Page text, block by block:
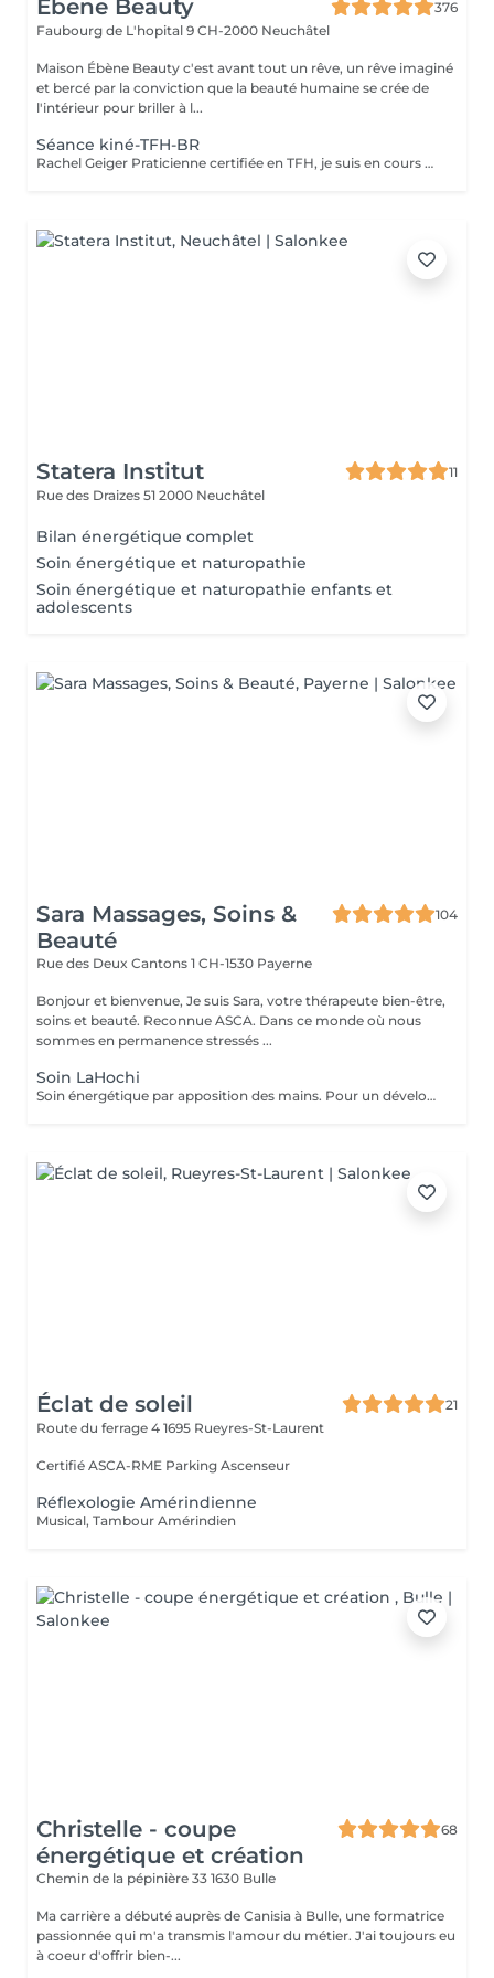
Ebene Beauty
376
Faubourg de L'hopital 9 CH-2000 Neuchâtel
Maison Ébène Beauty c'est avant tout un rêve, un rêve imaginé
et bercé par la conviction que la beauté humaine se crée de
l'intérieur pour briller à l...
Séance kiné-TFH-BR
Rachel Geiger Praticienne certifiée en TFH, je suis en cours de formation en KineBR. Je propose une équilibration énergétique selon les besoins que me communique votre subconscient. durée de séance d'environ 2H. J'utilise un muscle indicateur afin de recevoir tous les messages du corps et d'atteindre l'objectif de la séance. Vous pourrez ainsi parvenir à vos buts en libérant les blocages énergétiques qui vous en empêchaient jusqu'alors. Le « Touch for Health - TFH », en français « Santé par le Toucher », est l'approche de base pour se familiariser avec le test musculaire utilisé pour interroger le corps. Durant la séance, le thérapeute utilise le muscle indicateur du bras en y effectuant de légères pressions. Ce test ne tient pas compte de la force mais du tonus musculaire. Ainsi, pendant la séance, le praticien reçoit tous les messages du corps lui permettant d'atteindre l'objectif fixé à ce moment-là. La Kine BR® favorise l'autoguérison par l'équilibration de l'énergie du corps. Cette approche, par l'intermédiaire du test musculaire, a pour but d'observer un problème et de mettre en lumière le stress qui l'a provoqué. Quand il y a des stress, des « barrages » s'établissent, empêchant ainsi l'énergie de circuler. Ces obstacles perturbent le fonctionnement des organes, ce qui mène à un état maladif. Par l'intermédiaire de techniques appropriées, le flux énergétique peut se rétablir. Progressivement, un bien-être général s'installe chez la personne. « Brain Reinstatement®
Statera Institut
11
Rue des Draizes 51 2000 Neuchâtel
Bilan énergétique complet
Soin énergétique et naturopathie
Soin énergétique et naturopathie enfants et
adolescents
Sara Massages, Soins &
Beauté
104
Rue des Deux Cantons 1 CH-1530 Payerne
Bonjour et bienvenue, Je suis Sara, votre thérapeute bien-être,
soins et beauté. Reconnue ASCA. Dans ce monde où nous
sommes en permanence stressés ...
Soin LaHochi
Soin énergétique par apposition des mains. Pour un développement personnel et une fréquence vibratoire plus élevée de bien-être. Signification LaHoChi Le «La», Lumière, Amour, Sagesse Le «Ho», Mouvement de cette énergie Le « Chi», La force de vie, l'énergie universelle de vie Les bienfaits: Soulage la douleur Diminue le stress Favorise l'élimination des toxines Stimule le système immunitaire Déblocage émotionnel Revitalise le corps, l'âme et l'esprit Parfait alignement personnel La durée d'un soin LaHoChi est d'environ une heure. Ses bienfaits vont agir durant 21 jours après le soin effectué. Se soin peut-être réalisé en présence ou à distance. Réservez dès maintenant pour un moment privilégié hors du temps de bien-être, de lâcher-prise et de détente.
Éclat de soleil
21
Route du ferrage 4 1695 Rueyres-St-Laurent
Certifié ASCA-RME Parking Ascenseur
Réflexologie Amérindienne
Musical, Tambour Amérindien
Christelle - coupe
énergétique et création
68
Chemin de la pépinière 33 1630 Bulle
Ma carrière a débuté auprès de Canisia à Bulle, une formatrice
passionnée qui m'a transmis l'amour du métier. J'ai toujours eu
à coeur d'offrir bien-...